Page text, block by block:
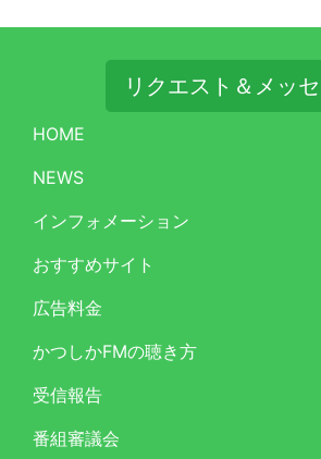
リクエスト＆メッ
HOME
NEWS
インフォメーション
おすすめサイト
広告料金
かつしかFMの聴き方
受信報告
番組審議会